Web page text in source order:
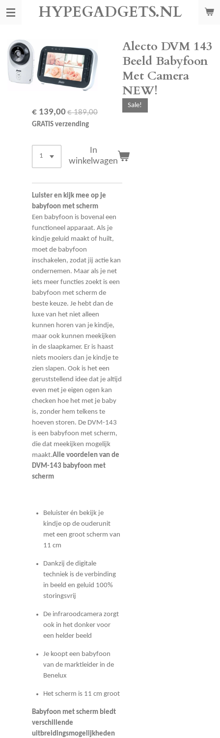
Ga
de
hoofdinhoud
HYPEGADGETS.NL
Alecto DVM 143
Beeld Babyfoon
Met Camera
NEW!
Sale!
€ 139,00€ 189,00
GRATIS verzending
In
winkelwagen
Luister en kijk mee op je
babyfoon met scherm
Een babyfoon is bovenal een
functioneel apparaat. Als je
kindje geluid maakt of huilt,
moet de babyfoon
inschakelen, zodat jij actie kan
ondernemen. Maar als je net
iets meer functies zoekt is een
babyfoon met scherm de
beste keuze. Je hebt dan de
luxe van het niet alleen
kunnen horen van je kindje,
maar ook kunnen meekijken
in de slaapkamer. Er is haast
niets mooiers dan je kindje te
zien slapen. Ook is het een
geruststellend idee dat je altijd
even met je eigen ogen kan
checken hoe het met je baby
is, zonder hem telkens te
hoeven storen. De DVM-143
is een babyfoon met scherm,
die dat meekijken mogelijk
maakt.Alle voordelen van de
DVM-143 babyfoon met
scherm
Beluister én bekijk je
kindje op de ouderunit
met een groot scherm van
11 cm
Dankzij de digitale
techniek is de verbinding
in beeld en geluid 100%
storingsvrij
De infraroodcamera zorgt
ook in het donker voor
een helder beeld
Je koopt een babyfoon
van de marktleider in de
Benelux
Het scherm is 11 cm groot
Babyfoon met scherm biedt
verschillende
uitbreidingsmogelijkheden